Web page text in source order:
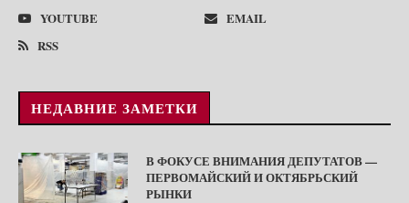
YOUTUBE
EMAIL
RSS
НЕДАВНИЕ ЗАМЕТКИ
В ФОКУСЕ ВНИМАНИЯ ДЕПУТАТОВ —
ПЕРВОМАЙСКИЙ И ОКТЯБРЬСКИЙ
РЫНКИ